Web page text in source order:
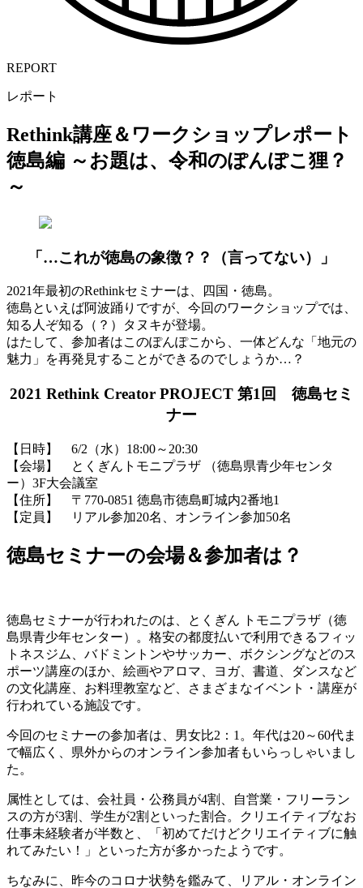
REPORT
レポート
Rethink講座＆ワークショップレポート
徳島編 ～お題は、令和のぽんぽこ狸？
～
「…これが徳島の象徴？？（言ってない）」
2021年最初のRethinkセミナーは、四国・徳島。
徳島といえば阿波踊りですが、今回のワークショップでは、
知る人ぞ知る（？）タヌキが登場。
はたして、参加者はこのぽんぽこから、一体どんな「地元の
魅力」を再発見することができるのでしょうか…？
2021 Rethink Creator PROJECT 第1回 徳島セミ
ナー
【日時】 6/2（水）18:00～20:30
【会場】 とくぎんトモニプラザ （徳島県青少年センタ
ー）3F大会議室
【住所】 〒770-0851 徳島市徳島町城内2番地1
【定員】 リアル参加20名、オンライン参加50名
徳島セミナーの会場＆参加者は？
徳島セミナーが行われたのは、とくぎん トモニプラザ（徳
島県青少年センター）。格安の都度払いで利用できるフィッ
トネスジム、バドミントンやサッカー、ボクシングなどのス
ポーツ講座のほか、絵画やアロマ、ヨガ、書道、ダンスなど
の文化講座、お料理教室など、さまざまなイベント・講座が
行われている施設です。
今回のセミナーの参加者は、男女比2：1。年代は20～60代ま
で幅広く、県外からのオンライン参加者もいらっしゃいまし
た。
属性としては、会社員・公務員が4割、自営業・フリーラン
スの方が3割、学生が2割といった割合。クリエイティブなお
仕事未経験者が半数と、「初めてだけどクリエイティブに触
れてみたい！」といった方が多かったようです。
ちなみに、昨今のコロナ状勢を鑑みて、リアル・オンライン